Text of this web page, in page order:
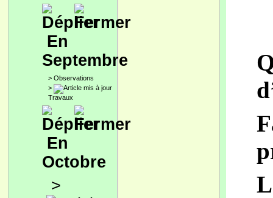
En
Septembre
> Observations
>
Travaux
En
Octobre
>